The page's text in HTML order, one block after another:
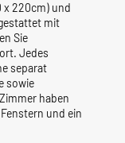
x 220cm) und
mit
Sie
Jedes
separat
sowie
haben
und ein